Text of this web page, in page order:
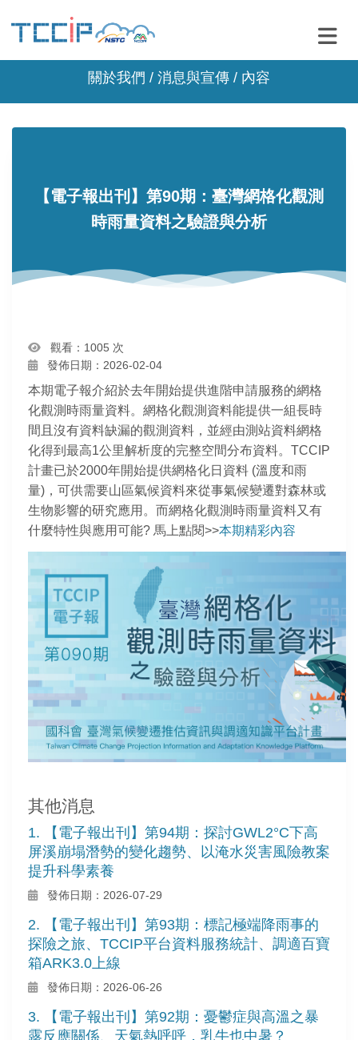
關於我們 / 消息與宣傳 / 內容
【電子報出刊】第90期：臺灣網格化觀測
時雨量資料之驗證與分析
觀看：1005 次
發佈日期：2026-02-04
本期電子報介紹於去年開始提供進階申請服務的網格
化觀測時雨量資料。網格化觀測資料能提供一組長時
間且沒有資料缺漏的觀測資料，並經由測站資料網格
化得到最高1公里解析度的完整空間分布資料。TCCIP
計畫已於2000年開始提供網格化日資料 (溫度和雨
量)，可供需要山區氣候資料來從事氣候變遷對森林或
生物影響的研究應用。而網格化觀測時雨量資料又有
什麼特性與應用可能? 馬上點閱>>本期精彩內容
其他消息
1. 【電子報出刊】第94期：探討GWL2°C下高
屏溪崩塌潛勢的變化趨勢、以淹水災害風險教案
提升科學素養
發佈日期：2026-07-29
2. 【電子報出刊】第93期：標記極端降雨事的
探險之旅、TCCIP平台資料服務統計、調適百寶
箱ARK3.0上線
發佈日期：2026-06-26
3. 【電子報出刊】第92期：憂鬱症與高溫之暴
露反應關係、天氣熱呼呼，乳牛也中暑？